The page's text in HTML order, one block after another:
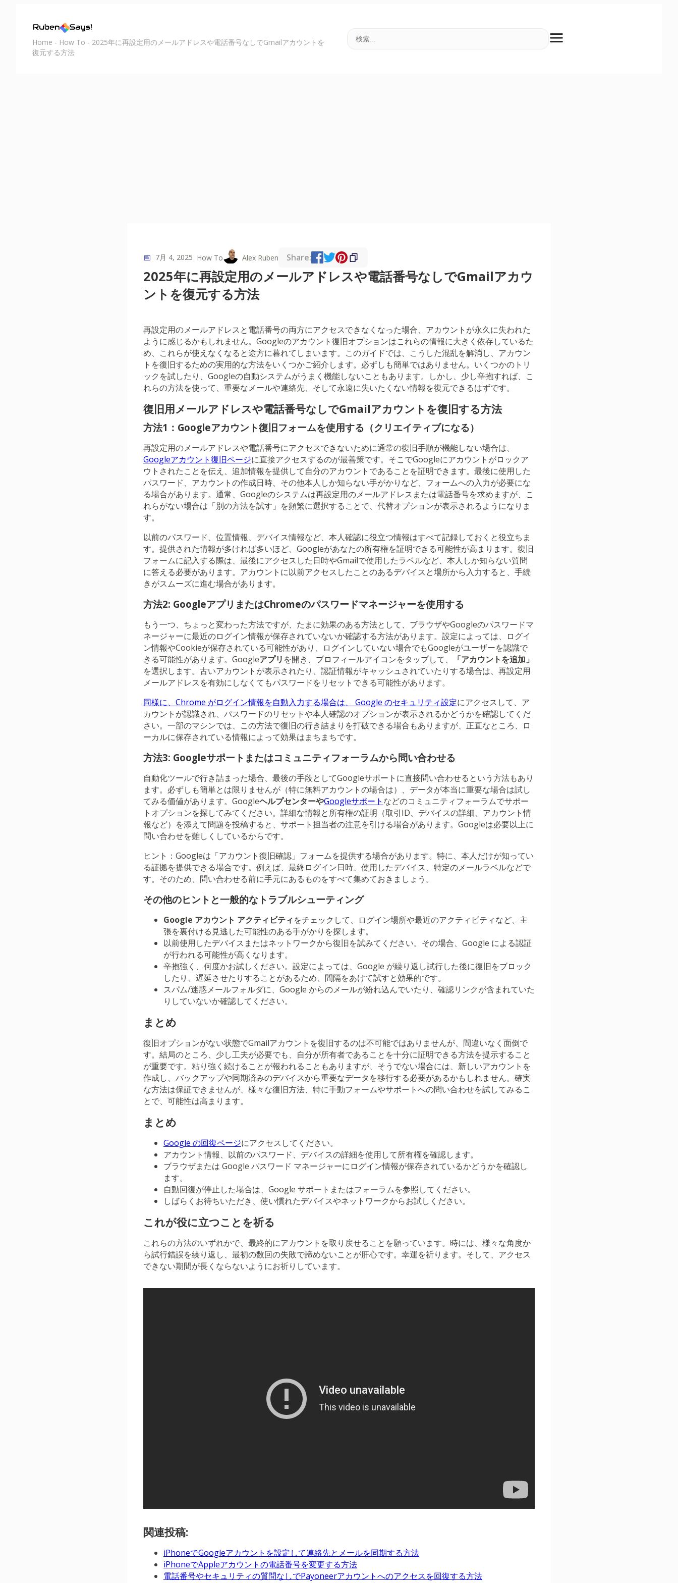
Home - How To - 2025年に再設定用のメールアドレスや電話番号なしでGmailアカウントを
復元する方法
📅 7月 4, 2025 How To Alex Ruben Share:
2025年に再設定用のメールアドレスや電話番号なしでGmailアカウ
ントを復元する方法
再設定用のメールアドレスと電話番号の両方にアクセスできなくなった場合、アカウントが永久に失われた
ように感じるかもしれません。Googleのアカウント復旧オプションはこれらの情報に大きく依存しているた
め、これらが使えなくなると途方に暮れてしまいます。このガイドでは、こうした混乱を解消し、アカウン
トを復旧するための実用的な方法をいくつかご紹介します。必ずしも簡単ではありません。いくつかのトリ
ックを試したり、Googleの自動システムがうまく機能しないこともあります。しかし、少し辛抱すれば、こ
れらの方法を使って、重要なメールや連絡先、そして永遠に失いたくない情報を復元できるはずです。
復旧用メールアドレスや電話番号なしでGmailアカウントを復旧する方法
方法1：Googleアカウント復旧フォームを使用する（クリエイティブになる）
再設定用のメールアドレスや電話番号にアクセスできないために通常の復旧手順が機能しない場合は、
Googleアカウント復旧ページに直接アクセスするのが最善策です。そこでGoogleにアカウントがロックア
ウトされたことを伝え、追加情報を提供して自分のアカウントであることを証明できます。最後に使用した
パスワード、アカウントの作成日時、その他本人しか知らない手がかりなど、フォームへの入力が必要にな
る場合があります。通常、Googleのシステムは再設定用のメールアドレスまたは電話番号を求めますが、こ
れらがない場合は「別の方法を試す」を頻繁に選択することで、代替オプションが表示されるようになりま
す。
以前のパスワード、位置情報、デバイス情報など、本人確認に役立つ情報はすべて記録しておくと役立ちま
す。提供された情報が多ければ多いほど、Googleがあなたの所有権を証明できる可能性が高まります。復旧
フォームに記入する際は、最後にアクセスした日時やGmailで使用したラベルなど、本人しか知らない質問
に答える必要があります。アカウントに以前アクセスしたことのあるデバイスと場所から入力すると、手続
きがスムーズに進む場合があります。
方法2: GoogleアプリまたはChromeのパスワードマネージャーを使用する
もう一つ、ちょっと変わった方法ですが、たまに効果のある方法として、ブラウザやGoogleのパスワードマ
ネージャーに最近のログイン情報が保存されていないか確認する方法があります。設定によっては、ログイ
ン情報やCookieが保存されている可能性があり、ログインしていない場合でもGoogleがユーザーを認識で
きる可能性があります。Googleアプリ を開き、プロフィールアイコンをタップして、
「アカウントを追加」
を選択します。古いアカウントが表示されたり、認証情報がキャッシュされていたりする場合は、再設定用
メールアドレスを有効にしなくてもパスワードをリセットできる可能性があります。
同様に、Chrome がログイン情報を自動入力する場合は、 Google のセキュリティ設定にアクセスして、ア
カウントが認識され、パスワードのリセットや本人確認のオプションが表示されるかどうかを確認してくだ
さい。一部のマシンでは、この方法で復旧の行き詰まりを打破できる場合もありますが、正直なところ、ロ
ーカルに保存されている情報によって効果はまちまちです。
方法3: Googleサポートまたはコミュニティフォーラムから問い合わせる
自動化ツールで行き詰まった場合、最後の手段としてGoogleサポートに直接問い合わせるという方法もあり
ます。必ずしも簡単とは限りませんが（特に無料アカウントの場合は）、データが本当に重要な場合は試し
てみる価値があります。GoogleヘルプセンターやGoogleサポート などのコミュニティフォーラムでサポー
トオプションを探してみてください。詳細な情報と所有権の証明（取引ID、デバイスの詳細、アカウント情
報など）を添えて問題を投稿すると、サポート担当者の注意を引ける場合があります。Googleは必要以上に
問い合わせを難しくしているからです。
ヒント：Googleは「アカウント復旧確認」フォームを提供する場合があります。特に、本人だけが知ってい
る証拠を提供できる場合です。例えば、最終ログイン日時、使用したデバイス、特定のメールラベルなどで
す。そのため、問い合わせる前に手元にあるものをすべて集めておきましょう。
その他のヒントと一般的なトラブルシューティング
Google アカウント アクティビティをチェックして、ログイン場所や最近のアクティビティなど、主
張を裏付ける見逃した可能性のある手がかりを探します。
以前使用したデバイスまたはネットワークから復旧を試みてください。その場合、Google による認証
が行われる可能性が高くなります。
辛抱強く、何度かお試しください。設定によっては、Google が繰り返し試行した後に復旧をブロック
したり、遅延させたりすることがあるため、間隔をあけて試すと効果的です。
スパム/迷惑メールフォルダに、Google からのメールが紛れ込んでいたり、確認リンクが含まれていた
りしていないか確認してください。
まとめ
復旧オプションがない状態でGmailアカウントを復旧するのは不可能ではありませんが、間違いなく面倒で
す。結局のところ、少し工夫が必要でも、自分が所有者であることを十分に証明できる方法を提示すること
が重要です。粘り強く続けることが報われることもありますが、そうでない場合には、新しいアカウントを
作成し、バックアップや同期済みのデバイスから重要なデータを移行する必要があるかもしれません。確実
な方法は保証できませんが、様々な復旧方法、特に手動フォームやサポートへの問い合わせを試してみるこ
とで、可能性は高まります。
まとめ
Google の回復ページにアクセスしてください。
アカウント情報、以前のパスワード、デバイスの詳細を使用して所有権を確認します。
ブラウザまたは Google パスワード マネージャーにログイン情報が保存されているかどうかを確認し
ます。
自動回復が停止した場合は、Google サポートまたはフォーラムを参照してください。
しばらくお待ちいただき、使い慣れたデバイスやネットワークからお試しください。
これが役に立つことを祈る
これらの方法のいずれかで、最終的にアカウントを取り戻せることを願っています。時には、様々な角度か
ら試行錯誤を繰り返し、最初の数回の失敗で諦めないことが肝心です。幸運を祈ります。そして、アクセス
できない期間が長くならないようにお祈りしています。
関連投稿:
iPhoneでGoogleアカウントを設定して連絡先とメールを同期する方法
iPhoneでAppleアカウントの電話番号を変更する方法
電話番号やセキュリティの質問なしでPayoneerアカウントへのアクセスを回復する方法